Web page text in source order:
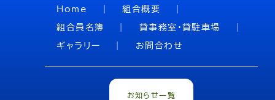
Home 組合概要
組合員名簿 貸事務室・貸駐車場
ギャラリー お問合わせ
お知らせ一覧